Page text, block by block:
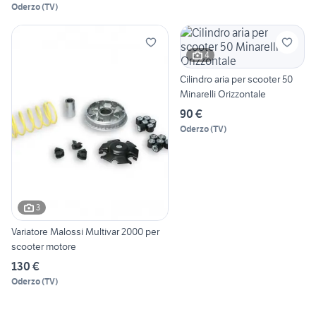
Oderzo(TV)
3
Variatore Malossi Multivar 2000 per
scooter motore
130 €
Oderzo(TV)
4
Cilindro aria per scooter 50
Minarelli Orizzontale
90 €
Oderzo(TV)